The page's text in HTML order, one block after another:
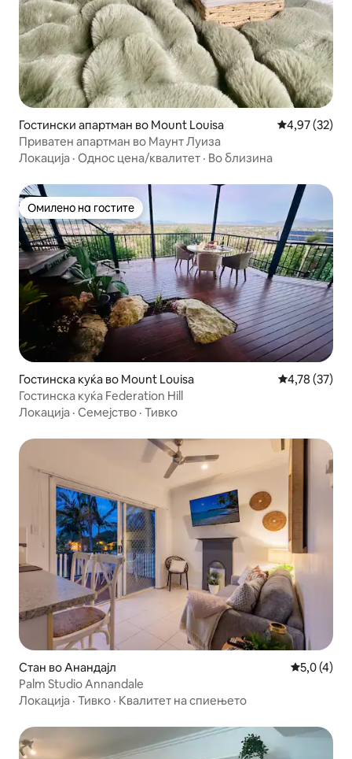
Гостински апартман во Mount Louisa Просечна
4,97 (32)
Приватен апартман во Маунт Луиза
Локација · Однос цена/квалитет · Во близина
Омилено на гостите
Омилено на гостите
Гостинска куќа во Mount Louisa Просечна
4,78 (37)
Гостинска куќа Federation Hill
Локација · Семејство · Тивко
Стан во Анандајл Просечна
5,0 (4)
Palm Studio Annandale
Локација · Тивко · Квалитет на спиењето